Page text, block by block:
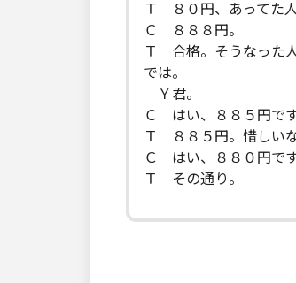
Ｔ ８０円、あってた
Ｃ ８８８円。
Ｔ 合格。そうなった
では。
Ｙ君。
Ｃ はい、８８５円です
Ｔ ８８５円。惜しい
Ｃ はい、８８０円です
Ｔ その通り。